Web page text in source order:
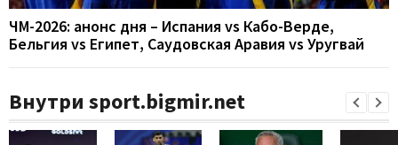
ЧМ-2026: анонс дня – Испания vs Кабо-Верде,
Бельгия vs Египет, Саудовская Аравия vs Уругвай
Внутри sport.bigmir.net